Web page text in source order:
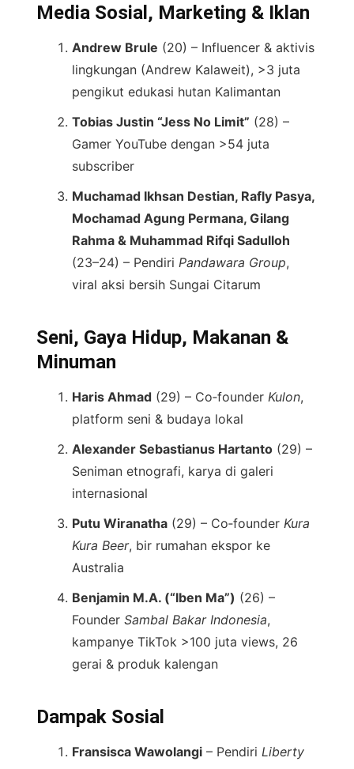
Media Sosial, Marketing & Iklan
Andrew Brule (20) – Influencer & aktivis
lingkungan (Andrew Kalaweit), >3 juta
pengikut edukasi hutan Kalimantan
Tobias Justin “Jess No Limit” (28) –
Gamer YouTube dengan >54 juta
subscriber
Muchamad Ikhsan Destian, Rafly Pasya,
Mochamad Agung Permana, Gilang
Rahma & Muhammad Rifqi Sadulloh
(23–24) – Pendiri Pandawara Group,
viral aksi bersih Sungai Citarum
Seni, Gaya Hidup, Makanan &
Minuman
Haris Ahmad (29) – Co‑founder Kulon,
platform seni & budaya lokal
Alexander Sebastianus Hartanto (29) –
Seniman etnografi, karya di galeri
internasional
Putu Wiranatha (29) – Co‑founder Kura
Kura Beer, bir rumahan ekspor ke
Australia
Benjamin M.A. (“Iben Ma”) (26) –
Founder Sambal Bakar Indonesia,
kampanye TikTok >100 juta views, 26
gerai & produk kalengan
Dampak Sosial
Fransisca Wawolangi – Pendiri Liberty